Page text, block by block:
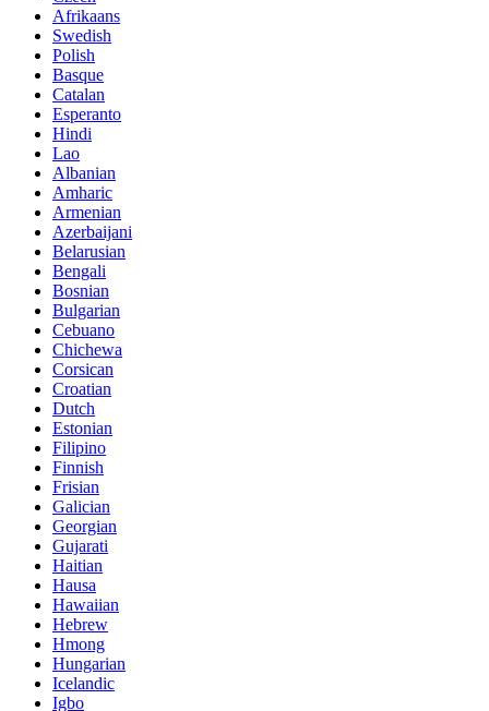
Afrikaans
Swedish
Polish
Basque
Catalan
Esperanto
Hindi
Lao
Albanian
Amharic
Armenian
Azerbaijani
Belarusian
Bengali
Bosnian
Bulgarian
Cebuano
Chichewa
Corsican
Croatian
Dutch
Estonian
Filipino
Finnish
Frisian
Galician
Georgian
Gujarati
Haitian
Hausa
Hawaiian
Hebrew
Hmong
Hungarian
Icelandic
Igbo